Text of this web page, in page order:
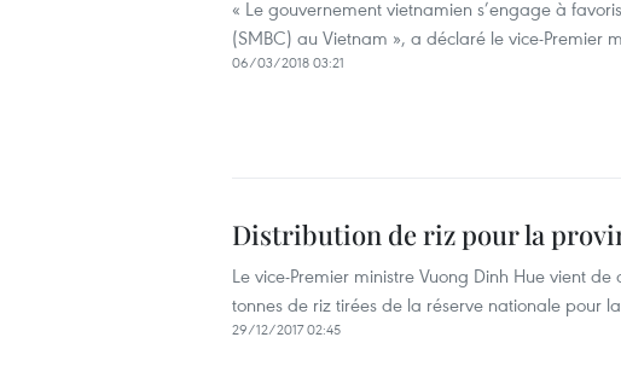
« Le gouvernement vietnamien s’engage à
(SMBC) au Vietnam », a déclaré le vice-Premier
06/03/2018 03:21
Distribution de riz pour la
Le vice-Premier ministre Vuong Dinh Hue vient
tonnes de riz tirées de la réserve nationale pour
29/12/2017 02:45